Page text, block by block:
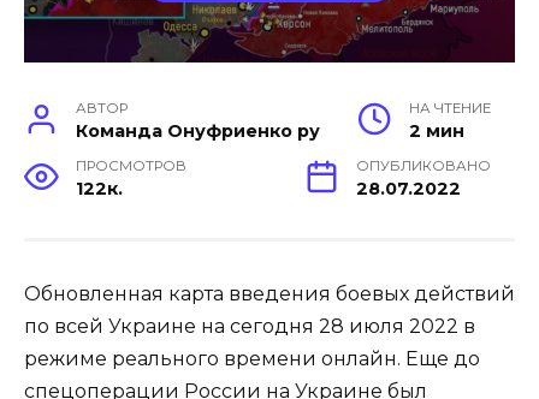
АВТОР
Команда Онуфриенко ру
НА ЧТЕНИЕ
2 мин
ПРОСМОТРОВ
122к.
ОПУБЛИКОВАНО
28.07.2022
Обновленная карта введения боевых действий
по всей Украине на сегодня 28 июля 2022 в
режиме реального времени онлайн. Еще до
спецоперации России на Украине был